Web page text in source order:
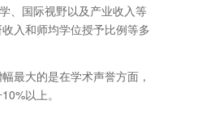
、国际视野以及产业收入等
入和师均学位授予比例等多
最大的是在学术声誉方面，
以上。